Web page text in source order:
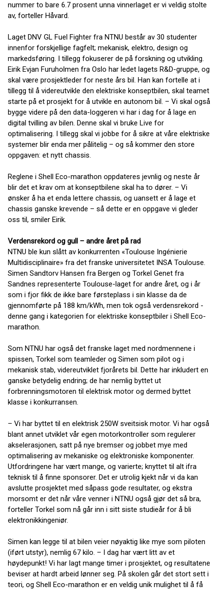
nummer to bare 6.7 prosent unna vinnerlaget er vi veldig stolte
av, forteller Håvard.
Laget DNV GL Fuel Fighter fra NTNU består av 30 studenter
innenfor forskjellige fagfelt; mekanisk, elektro, design og
markedsføring. I tillegg fokuserer de på forskning og utvikling.
Eirik Evjan Furuholmen fra Oslo har ledet lagets R&D-gruppe, og
skal være prosjektleder for neste års bil. Han kan fortelle at i
tillegg til å videreutvikle den elektriske konseptbilen, skal teamet
starte på et prosjekt for å utvikle en autonom bil. – Vi skal også
bygge videre på den data-loggeren vi har i dag for å lage en
digital tvilling av bilen. Denne skal vi bruke Live for
optimalisering. I tillegg skal vi jobbe for å sikre at våre elektriske
systemer blir enda mer pålitelig – og så kommer den store
oppgaven: et nytt chassis.
Reglene i Shell Eco-marathon oppdateres jevnlig og neste år
blir det et krav om at konseptbilene skal ha to dører. – Vi
ønsker å ha et enda lettere chassis, og uansett er å lage et
chassis ganske krevende – så dette er en oppgave vi gleder
oss til, smiler Eirik.
Verdensrekord og gull – andre året på rad
NTNU ble kun slått av konkurrenten «Toulouse Ingénierie
Multidisciplinaire» fra det franske universitetet INSA Toulouse.
Simen Sandtorv Hansen fra Bergen og Torkel Genet fra
Sandnes representerte Toulouse-laget for andre året, og i år
som i fjor fikk de ikke bare førsteplass i sin klasse da de
gjennomførte på 188 km/kWh, men tok også verdensrekord -
denne gang i kategorien for elektriske konseptbiler i Shell Eco-
marathon.
Som NTNU har også det franske laget med nordmennene i
spissen, Torkel som teamleder og Simen som pilot og i
mekanisk stab, videreutviklet fjorårets bil. Dette har inkludert en
ganske betydelig endring; de har nemlig byttet ut
forbrenningsmotoren til elektrisk motor og dermed byttet
klasse i konkurransen.
– Vi har byttet til en elektrisk 250W sveitsisk motor. Vi har også
blant annet utviklet vår egen motorkontroller som regulerer
akselerasjonen, satt på nye bremser og jobbet mye med
optimalisering av mekaniske og elektroniske komponenter.
Utfordringene har vært mange, og varierte; knyttet til alt ifra
teknisk til å finne sponsorer. Det er utrolig kjekt når vi da kan
avslutte prosjektet med såpass gode resultater, og ekstra
morsomt er det når våre venner i NTNU også gjør det så bra,
forteller Torkel som nå går inn i sitt siste studieår for å bli
elektronikkingeniør.
Simen kan legge til at bilen veier nøyaktig like mye som piloten
(iført utstyr), nemlig 67 kilo. – I dag har vært litt av et
høydepunkt! Vi har lagt mange timer i prosjektet, og resultatene
beviser at hardt arbeid lønner seg. På skolen går det stort sett i
teori, og Shell Eco-marathon er en veldig unik mulighet til å få